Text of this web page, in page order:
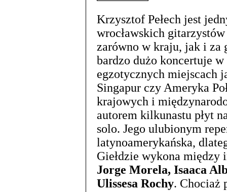
Krzysztof Pełech jest
wrocławskich
zarówno w kraju, jak i za
bardzo dużo koncertuje
egzotycznych miejscach
Singapur czy Ameryka
krajowych i
autorem kilkunastu płyt
solo. Jego ulubionym
latynoamerykańska,
Giełdzie wykona
Jorge Morela, Isaaca
Ulissesa Rochy. Chociaż